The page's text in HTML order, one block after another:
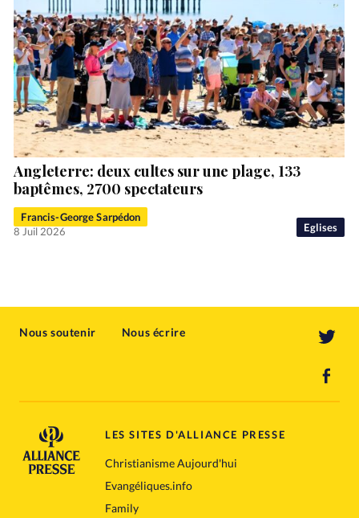
Eglises
Angleterre: deux cultes sur une plage, 133
baptêmes, 2700 spectateurs
Francis-George Sarpédon
8 Juil 2026
Nous soutenir Nous écrire
LES SITES D'ALLIANCE PRESSE
Christianisme Aujourd'hui
Evangéliques.info
Family